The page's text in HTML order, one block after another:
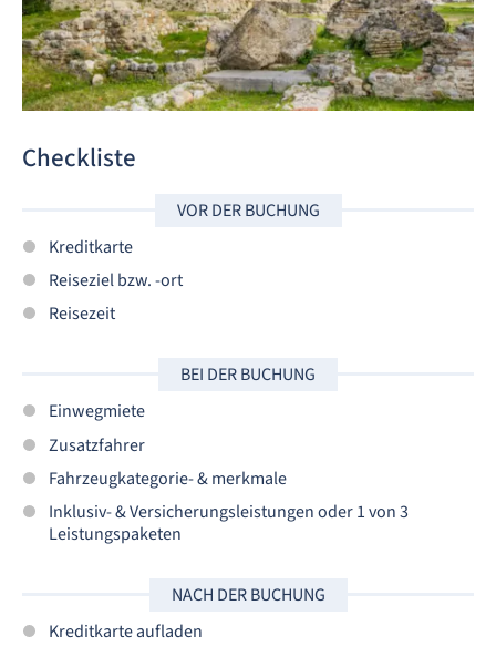
Checkliste
VOR DER BUCHUNG
Kreditkarte
Reiseziel bzw. -ort
Reisezeit
BEI DER BUCHUNG
Einwegmiete
Zusatzfahrer
Fahrzeugkategorie- & merkmale
Inklusiv- & Versicherungsleistungen oder 1 von 3
Leistungspaketen
NACH DER BUCHUNG
Kreditkarte aufladen